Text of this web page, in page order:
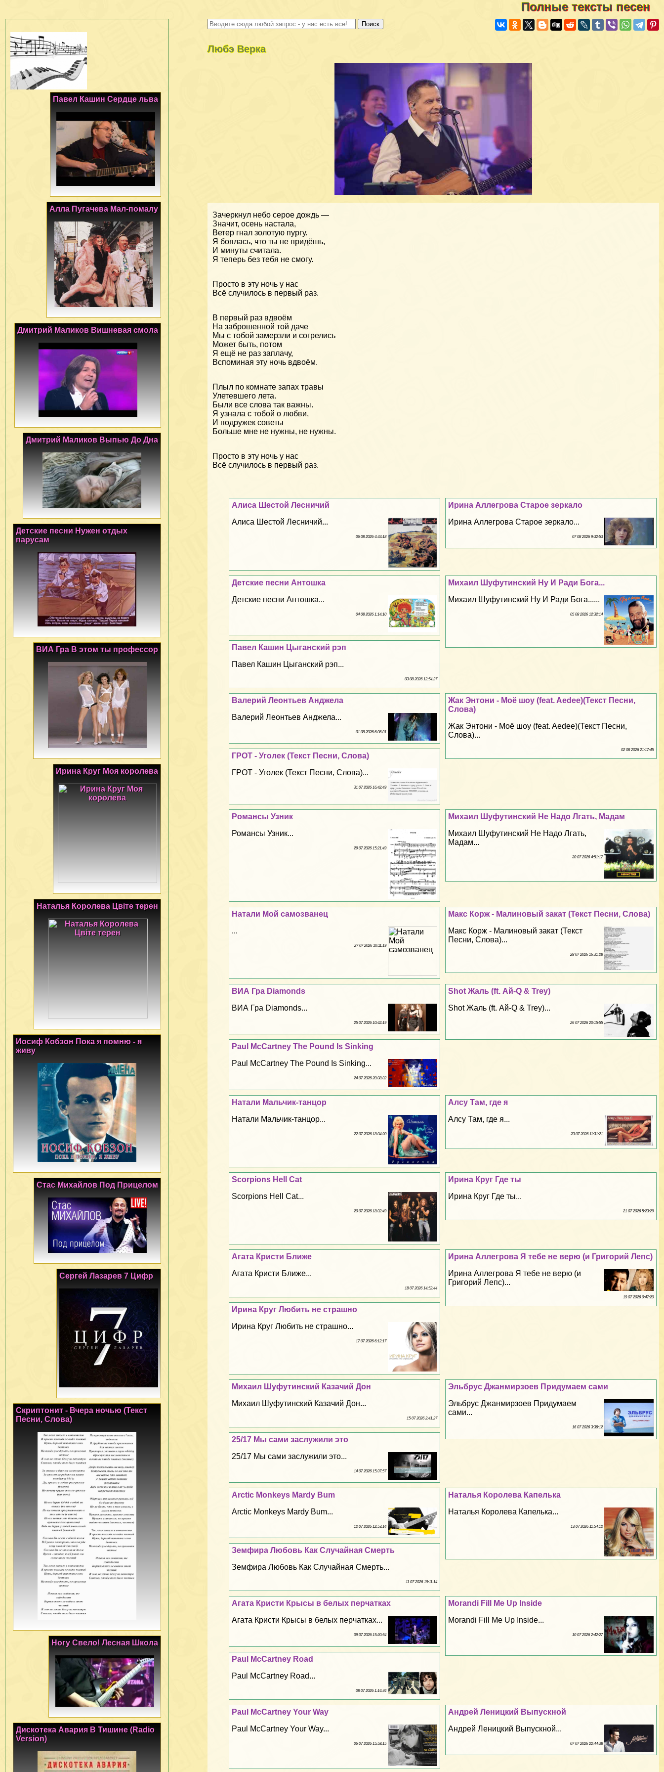
Полные тексты песен
Любэ Верка
Зачеркнул небо серое дождь —
Значит, осень настала,
Ветер гнал золотую пургу.
Я боялась, что ты не придёшь,
И минуты считала.
Я теперь без тебя не смогу.
Просто в эту ночь у нас
Всё случилось в первый раз.
В первый раз вдвоём
На заброшенной той даче
Мы с тобой замерзли и согрелись
Может быть, потом
Я ещё не раз заплачу,
Вспоминая эту ночь вдвоём.
Плыл по комнате запах травы
Улетевшего лета.
Были все слова так важны.
Я узнала с тобой о любви,
И подружек советы
Больше мне не нужны, не нужны.
Просто в эту ночь у нас
Всё случилось в первый раз.
Ирина Аллегрова Старое зеркало
Ирина Аллегрова Старое зеркало...
07 08 2026 9:32:53
Алиса Шестой Лесничий
Алиса Шестой Лесничий...
06 08 2026 4:33:18
Михаил Шуфутинский Ну И Ради Бога...
Михаил Шуфутинский Ну И Ради Бога......
05 08 2026 12:32:14
Детские песни Антошка
Детские песни Антошка...
04 08 2026 1:14:10
Павел Кашин Цыганский рэп
Павел Кашин Цыганский рэп...
03 08 2026 12:54:27
Жак Энтони - Моё шоу (feat. Aedee)(Текст Песни,
Слова)
Жак Энтони - Моё шоу (feat. Aedee)(Текст Песни,
Слова)...
02 08 2026 21:17:45
Валерий Леонтьев Анджела
Валерий Леонтьев Анджела...
01 08 2026 6:36:31
ГРОТ - Уголек (Текст Песни, Слова)
ГРОТ - Уголек (Текст Песни, Слова)...
31 07 2026 16:42:49
Михаил Шуфутинский Не Надо Лгать, Мадам
Михаил Шуфутинский Не Надо Лгать,
Мадам...
30 07 2026 4:51:17
Романсы Узник
Романсы Узник...
29 07 2026 15:21:49
Макс Корж - Малиновый закат (Текст Песни, Слова)
Макс Корж - Малиновый закат (Текст
Песни, Слова)...
28 07 2026 16:31:28
Натали Мой самозванец
...
27 07 2026 10:11:19
Shot Жаль (ft. Ай-Q & Trey)
Shot Жаль (ft. Ай-Q & Trey)...
26 07 2026 20:15:55
ВИА Гра Diamonds
ВИА Гра Diamonds...
25 07 2026 10:42:19
Paul McCartney The Pound Is Sinking
Paul McCartney The Pound Is Sinking...
24 07 2026 20:38:32
Алсу Там, где я
Алсу Там, где я...
23 07 2026 11:31:21
Натали Мальчик-танцор
Натали Мальчик-танцор...
22 07 2026 18:34:20
Ирина Круг Где ты
Ирина Круг Где ты...
21 07 2026 5:23:29
Scorpions Hell Cat
Scorpions Hell Cat...
20 07 2026 18:32:49
Ирина Аллегрова Я тебе не верю (и Григорий Лепс)
Ирина Аллегрова Я тебе не верю (и
Григорий Лепс)...
19 07 2026 0:47:20
Агата Кристи Ближе
Агата Кристи Ближе...
18 07 2026 14:52:44
Ирина Круг Любить не страшно
Ирина Круг Любить не страшно...
17 07 2026 6:12:17
Эльбрус Джанмирзоев Придумаем сами
Эльбрус Джанмирзоев Придумаем
сами...
16 07 2026 3:38:12
Михаил Шуфутинский Казачий Дон
Михаил Шуфутинский Казачий Дон...
15 07 2026 2:41:27
25/17 Мы сами заслужили это
25/17 Мы сами заслужили это...
14 07 2026 15:37:57
Наталья Королева Капелька
Наталья Королева Капелька...
13 07 2026 11:54:12
Arctic Monkeys Mardy Bum
Arctic Monkeys Mardy Bum...
12 07 2026 12:53:14
Земфира Любовь Как Случайная Cмepть
Земфира Любовь Как Случайная Cмepть...
11 07 2026 19:11:14
Morandi Fill Me Up Inside
Morandi Fill Me Up Inside...
10 07 2026 2:42:27
Агата Кристи Крысы в белых перчатках
Агата Кристи Крысы в белых перчатках...
09 07 2026 15:20:54
Paul McCartney Road
Paul McCartney Road...
08 07 2026 1:14:34
Андрей Леницкий Выпускной
Андрей Леницкий Выпускной...
07 07 2026 22:44:38
Paul McCartney Your Way
Paul McCartney Your Way...
06 07 2026 15:58:15
Павел Кашин Сердце льва
Алла Пугачева Мал-помалу
Дмитрий Маликов Вишневая смола
Дмитрий Маликов Выпью До Дна
Детские песни Нужен отдых
парусам
ВИА Гра В этом ты профессор
Ирина Круг Моя королева
Наталья Королева Цвiте терен
Иосиф Кобзон Пока я помню - я
живу
Стас Михайлов Под Прицелом
Сергей Лазарев 7 Цифр
Скриптонит - Вчера ночью (Текст
Песни, Слова)
Ногу Свело! Лесная Школа
Дискотека Авария В Тишине (Radio
Version)